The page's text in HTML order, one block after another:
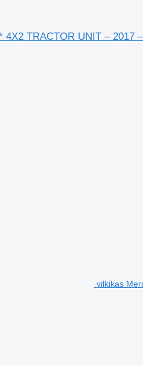
TRACTOR UNIT – 2017
vilkikas